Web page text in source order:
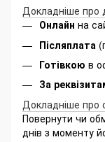
Докладніше про
Онлайн на
Післяплата
Готівкою в
За
Докладніше про
Повернути чи
днів з моменту